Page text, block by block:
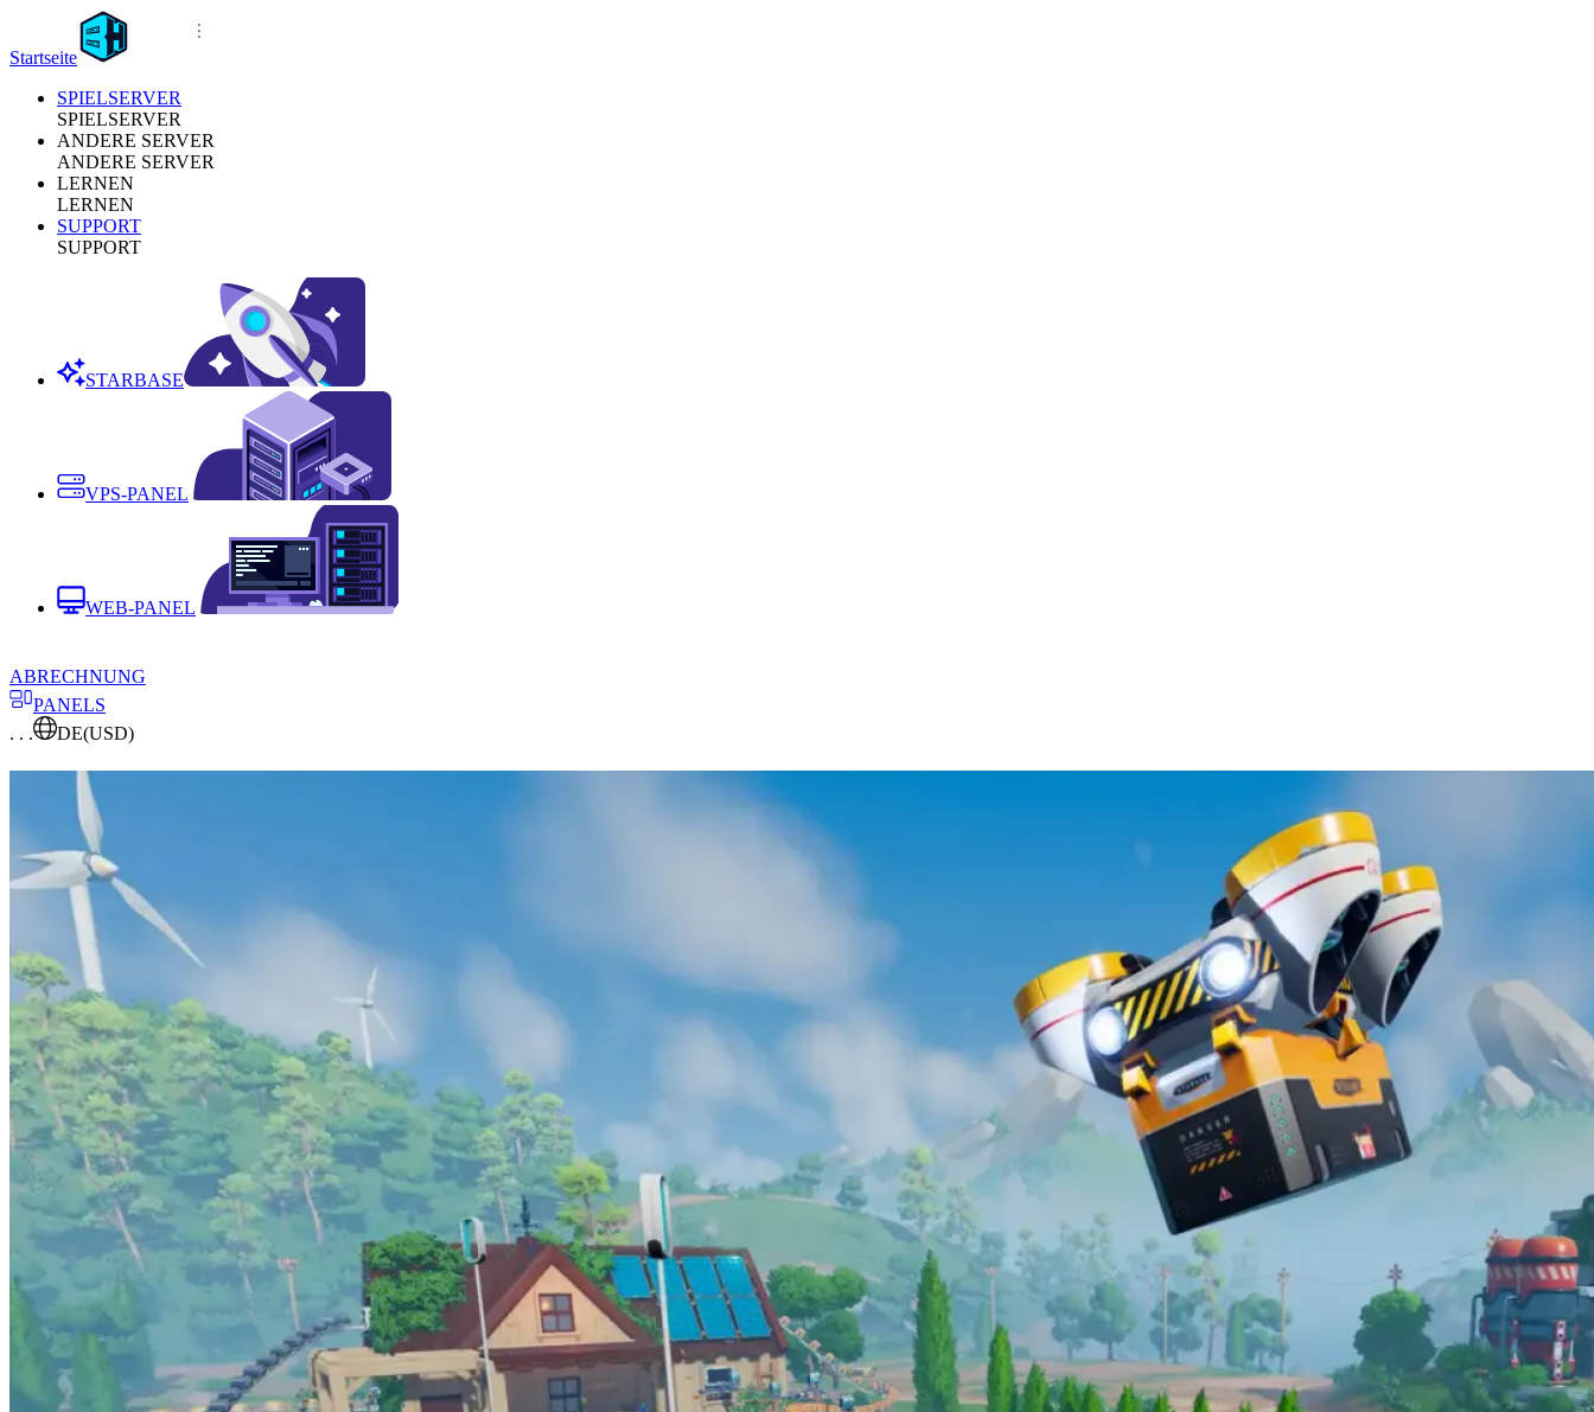
Startseite
SPIELSERVER
SPIELSERVER
ANDERE SERVER
ANDERE SERVER
LERNEN
LERNEN
SUPPORT
SUPPORT
STARBASE
VPS-PANEL
WEB-PANEL
ABRECHNUNG
PANELS
. . .
DE(USD)